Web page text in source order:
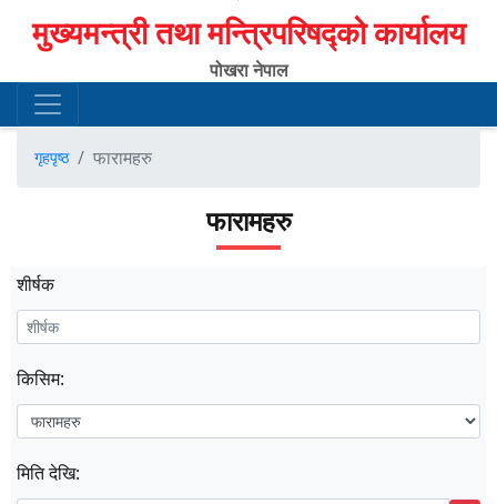
मुख्यमन्त्री तथा मन्त्रिपरिषद्को कार्यालय
पोखरा नेपाल
गृहपृष्ठ फारामहरु
फारामहरु
शीर्षक
किसिम:
मिति देखि: